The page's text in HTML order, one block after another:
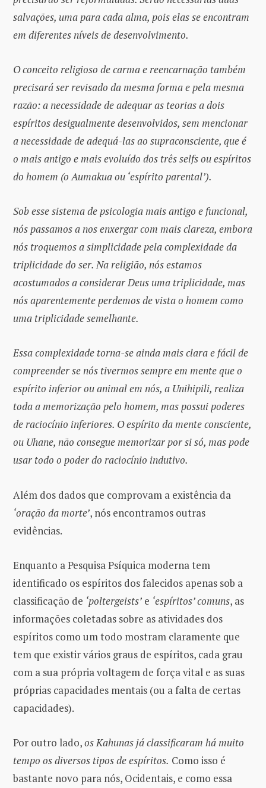
salvações, uma para cada alma, pois elas se encontram
em diferentes níveis de desenvolvimento.
O conceito religioso de carma e reencarnação também
precisará ser revisado da mesma forma e pela mesma
razão: a necessidade de adequar as teorias a dois
espíritos desigualmente desenvolvidos, sem mencionar
a necessidade de adequá-las ao supraconsciente, que é
o mais antigo e mais evoluído dos três selfs ou espíritos
do homem (o Aumakua ou ‘espírito parental’).
Sob esse sistema de psicologia mais antigo e funcional,
nós passamos a nos enxergar com mais clareza, embora
nós troquemos a simplicidade pela complexidade da
triplicidade do ser. Na religião, nós estamos
acostumados a considerar Deus uma triplicidade, mas
nós aparentemente perdemos de vista o homem como
uma triplicidade semelhante.
Essa complexidade torna-se ainda mais clara e fácil de
compreender se nós tivermos sempre em mente que o
espírito inferior ou animal em nós, a Unihipili, realiza
toda a memorização pelo homem, mas possui poderes
de raciocínio inferiores. O espírito da mente consciente,
ou Uhane, não consegue memorizar por si só, mas pode
usar todo o poder do raciocínio indutivo.
Além dos dados que comprovam a existência da
‘oração da morte’, nós encontramos outras
evidências.
Enquanto a Pesquisa Psíquica moderna tem
identificado os espíritos dos falecidos apenas sob a
classificação de ‘poltergeists’ e ‘espíritos’ comuns, as
informações coletadas sobre as atividades dos
espíritos como um todo mostram claramente que
tem que existir vários graus de espíritos, cada grau
com a sua própria voltagem de força vital e as suas
próprias capacidades mentais (ou a falta de certas
capacidades).
Por outro lado,os Kahunas já classificaram há muito
tempo os diversos tipos de espíritos. Como isso é
bastante novo para nós, Ocidentais, e como essa